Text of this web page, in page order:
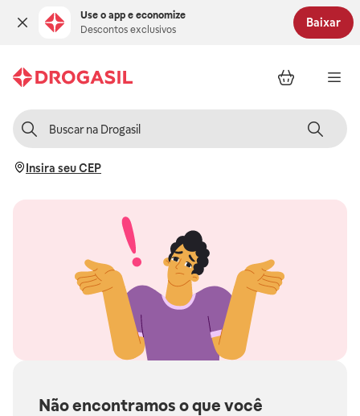
Use o app e economize
Descontos exclusivos
Baixar
Insira seu CEP
Não encontramos o que você